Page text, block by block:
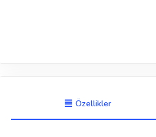
Özellikler